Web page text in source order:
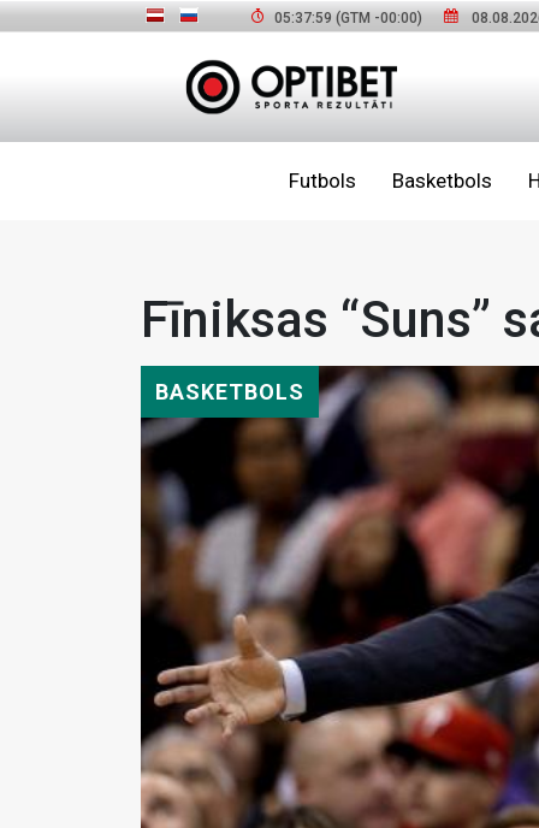
05:38:00 (GTM -00:00)
Futbols Basketbols
Fīniksas “Suns”
BASKETBOLS